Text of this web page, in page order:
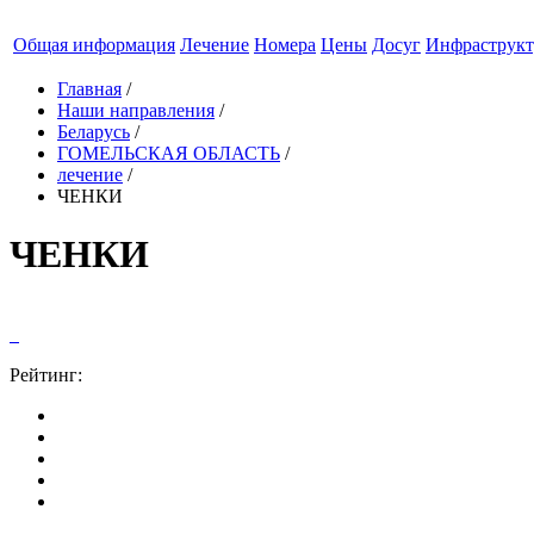
Общая информация Лечение Номера Цены Досуг
Главная /
Наши направления /
Беларусь /
ГОМЕЛЬСКАЯ ОБЛАСТЬ /
лечение /
ЧЕНКИ
ЧЕНКИ
Рейтинг: